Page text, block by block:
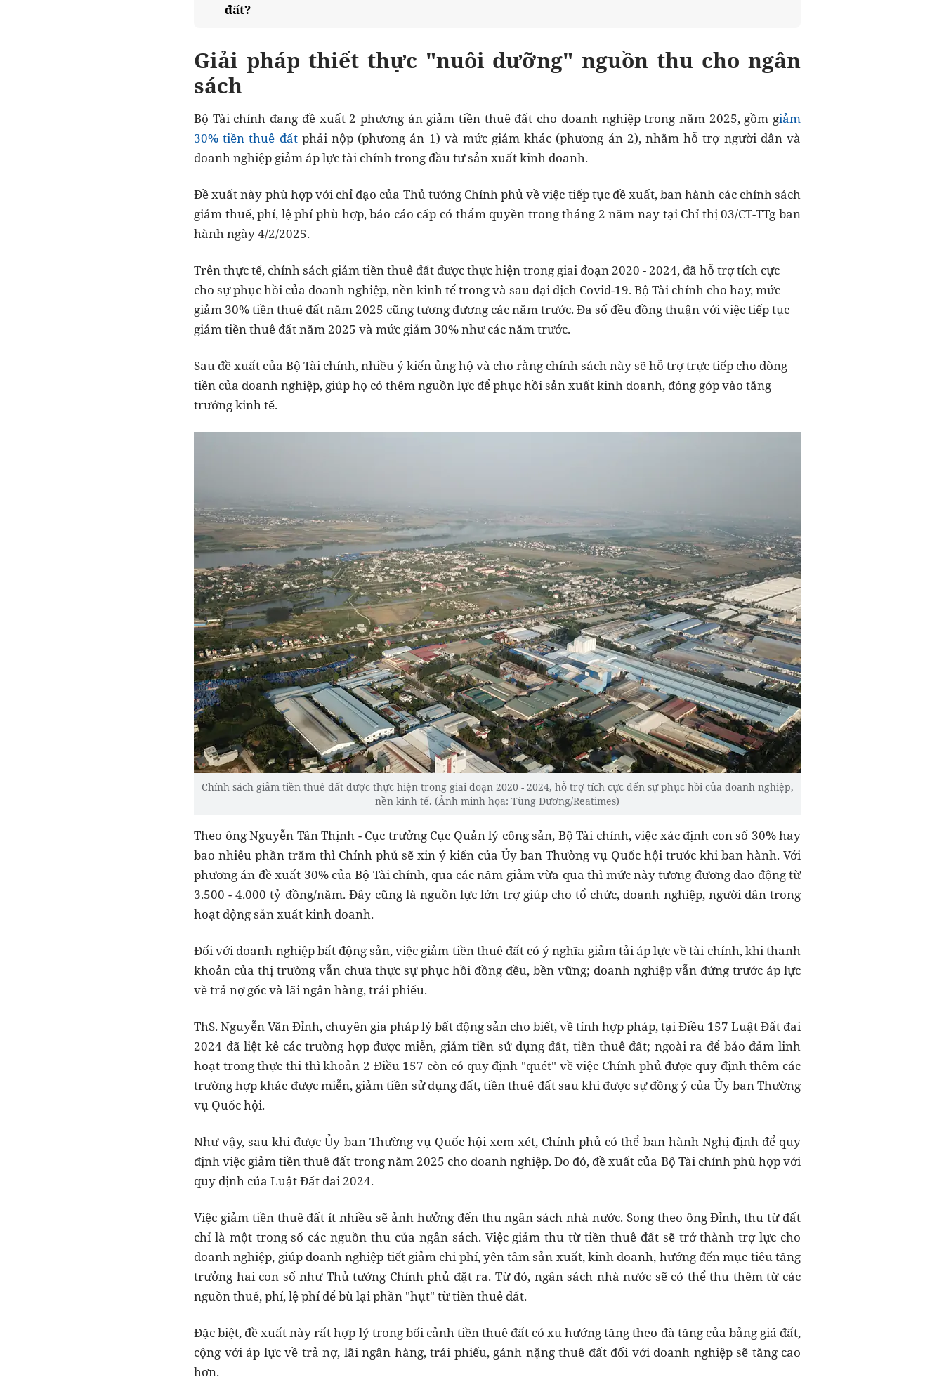
đất?
Giải pháp thiết thực "nuôi dưỡng" nguồn thu cho ngân
sách
Bộ Tài chính đang đề xuất 2 phương án giảm tiền thuê đất cho doanh nghiệp trong năm 2025, gồm giảm
30% tiền thuê đất phải nộp (phương án 1) và mức giảm khác (phương án 2), nhằm hỗ trợ người dân và
doanh nghiệp giảm áp lực tài chính trong đầu tư sản xuất kinh doanh.
Đề xuất này phù hợp với chỉ đạo của Thủ tướng Chính phủ về việc tiếp tục đề xuất, ban hành các chính sách
giảm thuế, phí, lệ phí phù hợp, báo cáo cấp có thẩm quyền trong tháng 2 năm nay tại Chỉ thị 03/CT-TTg ban
hành ngày 4/2/2025.
Trên thực tế, chính sách giảm tiền thuê đất được thực hiện trong giai đoạn 2020 - 2024, đã hỗ trợ tích cực
cho sự phục hồi của doanh nghiệp, nền kinh tế trong và sau đại dịch Covid-19. Bộ Tài chính cho hay, mức
giảm 30% tiền thuê đất năm 2025 cũng tương đương các năm trước. Đa số đều đồng thuận với việc tiếp tục
giảm tiền thuê đất năm 2025 và mức giảm 30% như các năm trước.
Sau đề xuất của Bộ Tài chính, nhiều ý kiến ủng hộ và cho rằng chính sách này sẽ hỗ trợ trực tiếp cho dòng
tiền của doanh nghiệp, giúp họ có thêm nguồn lực để phục hồi sản xuất kinh doanh, đóng góp vào tăng
trưởng kinh tế.
Chính sách giảm tiền thuê đất được thực hiện trong giai đoạn 2020 - 2024, hỗ trợ tích cực đến sự phục hồi của doanh nghiệp,
nền kinh tế. (Ảnh minh họa: Tùng Dương/Reatimes)
Theo ông Nguyễn Tân Thịnh - Cục trưởng Cục Quản lý công sản, Bộ Tài chính, việc xác định con số 30% hay
bao nhiêu phần trăm thì Chính phủ sẽ xin ý kiến của Ủy ban Thường vụ Quốc hội trước khi ban hành. Với
phương án đề xuất 30% của Bộ Tài chính, qua các năm giảm vừa qua thì mức này tương đương dao động từ
3.500 - 4.000 tỷ đồng/năm. Đây cũng là nguồn lực lớn trợ giúp cho tổ chức, doanh nghiệp, người dân trong
hoạt động sản xuất kinh doanh.
Đối với doanh nghiệp bất động sản, việc giảm tiền thuê đất có ý nghĩa giảm tải áp lực về tài chính, khi thanh
khoản của thị trường vẫn chưa thực sự phục hồi đồng đều, bền vững; doanh nghiệp vẫn đứng trước áp lực
về trả nợ gốc và lãi ngân hàng, trái phiếu.
ThS. Nguyễn Văn Đỉnh, chuyên gia pháp lý bất động sản cho biết, về tính hợp pháp, tại Điều 157 Luật Đất đai
2024 đã liệt kê các trường hợp được miễn, giảm tiền sử dụng đất, tiền thuê đất; ngoài ra để bảo đảm linh
hoạt trong thực thi thì khoản 2 Điều 157 còn có quy định "quét" về việc Chính phủ được quy định thêm các
trường hợp khác được miễn, giảm tiền sử dụng đất, tiền thuê đất sau khi được sự đồng ý của Ủy ban Thường
vụ Quốc hội.
Như vậy, sau khi được Ủy ban Thường vụ Quốc hội xem xét, Chính phủ có thể ban hành Nghị định để quy
định việc giảm tiền thuê đất trong năm 2025 cho doanh nghiệp. Do đó, đề xuất của Bộ Tài chính phù hợp với
quy định của Luật Đất đai 2024.
Việc giảm tiền thuê đất ít nhiều sẽ ảnh hưởng đến thu ngân sách nhà nước. Song theo ông Đỉnh, thu từ đất
chỉ là một trong số các nguồn thu của ngân sách. Việc giảm thu từ tiền thuê đất sẽ trở thành trợ lực cho
doanh nghiệp, giúp doanh nghiệp tiết giảm chi phí, yên tâm sản xuất, kinh doanh, hướng đến mục tiêu tăng
trưởng hai con số như Thủ tướng Chính phủ đặt ra. Từ đó, ngân sách nhà nước sẽ có thể thu thêm từ các
nguồn thuế, phí, lệ phí để bù lại phần "hụt" từ tiền thuê đất.
Đặc biệt, đề xuất này rất hợp lý trong bối cảnh tiền thuê đất có xu hướng tăng theo đà tăng của bảng giá đất,
cộng với áp lực về trả nợ, lãi ngân hàng, trái phiếu, gánh nặng thuê đất đối với doanh nghiệp sẽ tăng cao
hơn.